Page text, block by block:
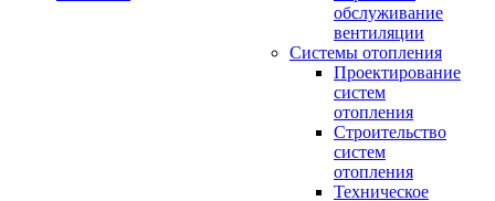
обслуживание
вентиляции
Системы отопления
Проектирование
систем
отопления
Строительство
систем
отопления
Техническое